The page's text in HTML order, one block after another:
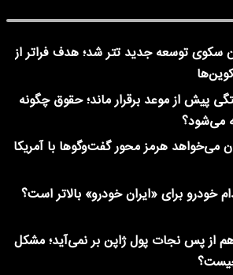
سکوی توسعه جدید تتر شد؛ هدف فراتر از
پیش از موعد برقرار ماند؛ حقوق چگونه
می‌شود؟
می‌خواهد هرمز محور گفت‌وگوها با آمریکا
خودرو برای «ایران خودرو» بالاتر است؟
هم از پس نجات پول ژاپن بر نمی‌آید؛ مشکل